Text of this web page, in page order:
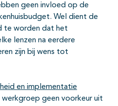
geen invloed op de
Wel dient de
te worden dat het
lenzen na eerdere
zijn bij wens tot
en implementatie
werkgroep geen voorkeur uit